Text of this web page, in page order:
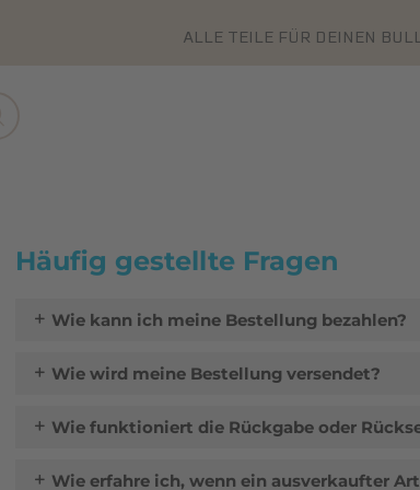
ALLE TEILE FÜR DEINEN
Häufig gestellte Fragen
Wie kann ich meine Bestellung bezahlen?
Wie wird meine Bestellung versendet?
Wie funktioniert die Rückgabe oder
Wie erfahre ich, wenn ein ausverkaufter